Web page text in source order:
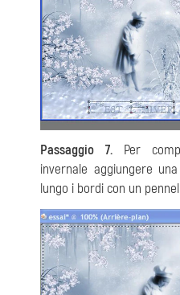
Passaggio 7.Per
invernale aggiungere
lungo i bordi con un